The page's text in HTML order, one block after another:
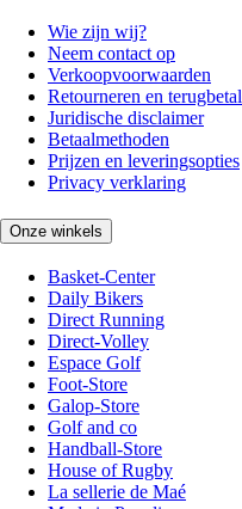
Wie zijn wij?
Neem contact op
Verkoopvoorwaarden
Retourneren en
Juridische disclaimer
Betaalmethoden
Prijzen en leveringsopties
Privacy verklaring
Onze winkels
Basket-Center
Daily Bikers
Direct Running
Direct-Volley
Espace Golf
Foot-Store
Galop-Store
Golf and co
Handball-Store
House of Rugby
La sellerie de Maé